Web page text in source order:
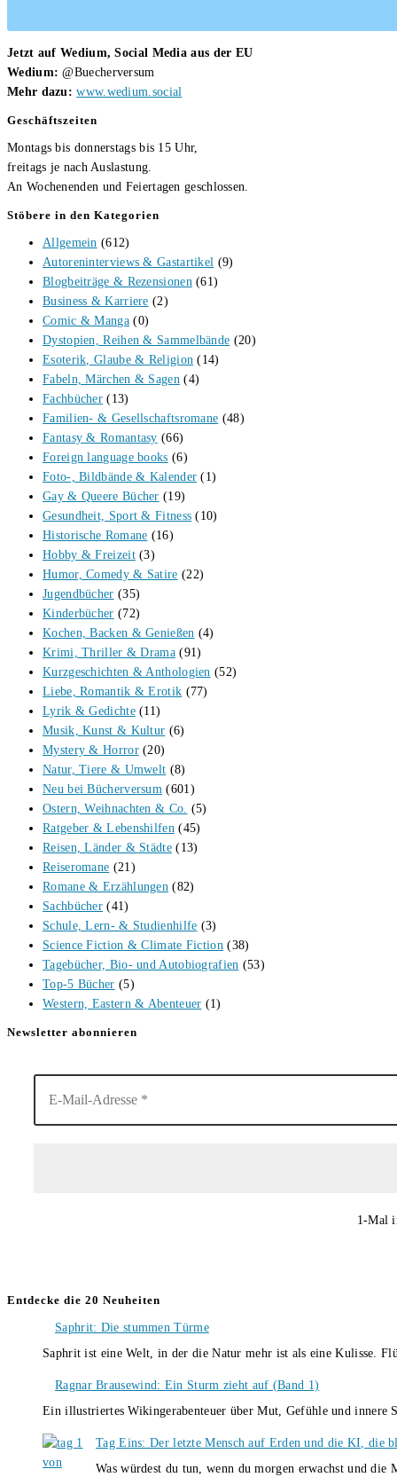
Jetzt auf Wedium, Social Media aus der EU
Wedium: @Buecherversum
Mehr dazu: www.wedium.social
Geschäftszeiten
Montags bis donnerstags bis 15 Uhr,
freitags je nach Auslastung.
An Wochenenden und Feiertagen geschlossen.
Stöbere in den Kategorien
Allgemein (612)
Autoreninterviews & Gastartikel (9)
Blogbeiträge & Rezensionen (61)
Business & Karriere (2)
Comic & Manga (0)
Dystopien, Reihen & Sammelbände (20)
Esoterik, Glaube & Religion (14)
Fabeln, Märchen & Sagen (4)
Fachbücher (13)
Familien- & Gesellschaftsromane (48)
Fantasy & Romantasy (66)
Foreign language books (6)
Foto-, Bildbände & Kalender (1)
Gay & Queere Bücher (19)
Gesundheit, Sport & Fitness (10)
Historische Romane (16)
Hobby & Freizeit (3)
Humor, Comedy & Satire (22)
Jugendbücher (35)
Kinderbücher (72)
Kochen, Backen & Genießen (4)
Krimi, Thriller & Drama (91)
Kurzgeschichten & Anthologien (52)
Liebe, Romantik & Erotik (77)
Lyrik & Gedichte (11)
Musik, Kunst & Kultur (6)
Mystery & Horror (20)
Natur, Tiere & Umwelt (8)
Neu bei Bücherversum (601)
Ostern, Weihnachten & Co. (5)
Ratgeber & Lebenshilfen (45)
Reisen, Länder & Städte (13)
Reiseromane (21)
Romane & Erzählungen (82)
Sachbücher (41)
Schule, Lern- & Studienhilfe (3)
Science Fiction & Climate Fiction (38)
Tagebücher, Bio- und Autobiografien (53)
Top-5 Bücher (5)
Western, Eastern & Abenteuer (1)
Newsletter abonnieren
1-Mal
Entdecke die 20 Neuheiten
Saphrit: Die stummen Türme
Saphrit ist eine Welt, in der die Natur mehr ist als eine Kulisse.
Ragnar Brausewind: Ein Sturm zieht auf (Band 1)
Ein illustriertes Wikingerabenteuer über Mut, Gefühle und
Tag Eins: Der letzte Mensch auf Erden und die KI, die
Was würdest du tun, wenn du morgen erwachst und